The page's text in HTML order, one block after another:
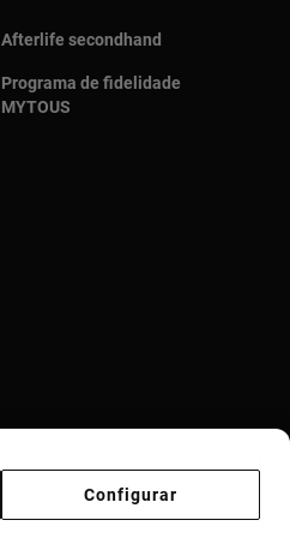
Afterlife secondhand
Programa de fidelidade
MYTOUS
Configurar